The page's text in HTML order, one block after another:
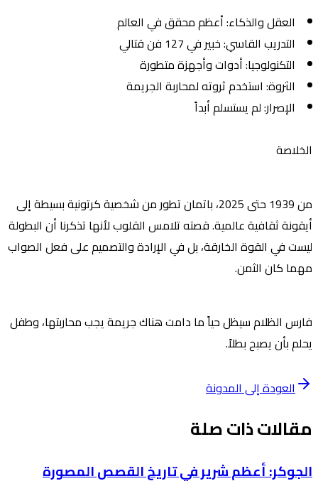
العقل والذكاء: أعظم محقق في العالم
التدريب القاسي: خبير في 127 فن قتالي
التكنولوجيا: أدوات وأجهزة متطورة
الثروة: استخدم ثروته لمحاربة الجريمة
الإصرار: لم يستسلم أبداً
الخلاصة
من 1939 حتى 2025، باتمان تطور من شخصية كرتونية بسيطة إلى
أيقونة ثقافية عالمية. قصته تلامس القلوب لأنها تذكرنا أن البطولة
ليست في القوة الخارقة، بل في الإرادة والتصميم على فعل الصواب
مهما كان الثمن.
فارس الظلامسيظل حياً ما دامت هناك جريمة يجب محاربتها، وطفل
يحلم بأن يصبح بطلاً.
العودة إلى المدونة
مقالات ذات صلة
الجوكر: أعظم شرير في تاريخ القصص المصورة